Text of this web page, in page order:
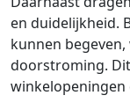
en duidelijkheid.
kunnen
doorstroming.
winkelopeningen